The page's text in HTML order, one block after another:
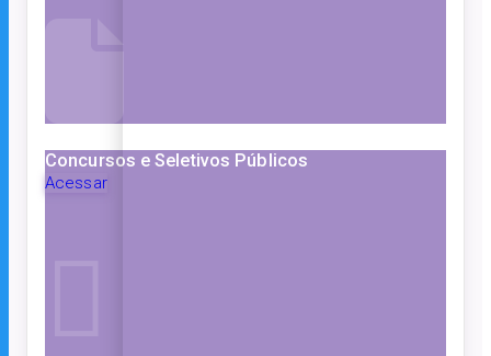
Concursos e Seletivos Públicos
Acessar